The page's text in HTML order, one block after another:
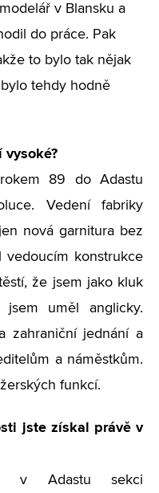
v Blansku a
do práce. Pak
to bylo tak nějak
tehdy hodně
89 do Adastu
Vedení fabriky
nová garnitura bez
vedoucím konstrukce
že jsem jako kluk
uměl anglicky.
zahraniční jednání a
a náměstkům.
funkcí.
jste získal právě v
v Adastu sekci